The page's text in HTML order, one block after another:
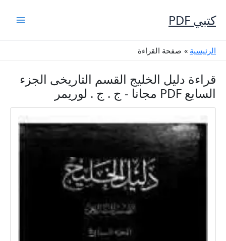
إلى
المحتوى
كتبي PDF
الرئيسية صفحة القراءة
قراءة دليل الخليج القسم التاريخى الجزء
السابع PDF مجانا - ج . ج . لوريمر